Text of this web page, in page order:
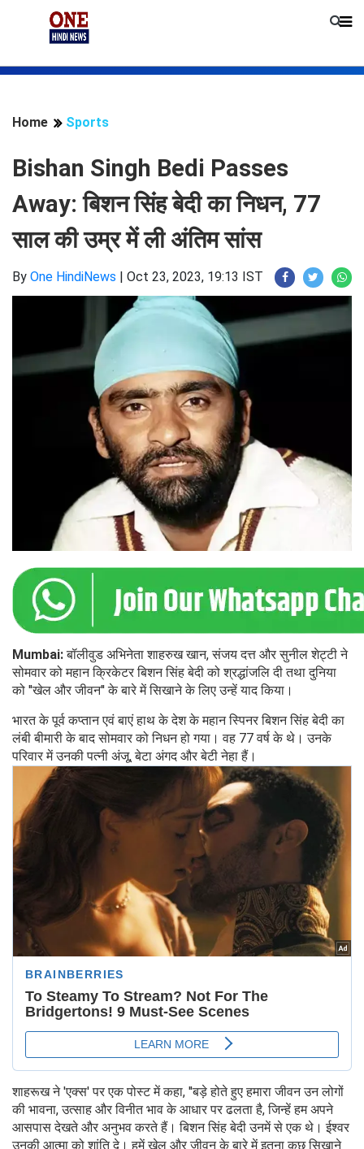
Home Sports
Bishan Singh Bedi Passes
Away: बिशन सिंह बेदी का निधन, 77
साल की उम्र में ली अंतिम सांस
By One HindiNews | Oct 23, 2023, 19:13 IST
Mumbai:बॉलीवुड अभिनेता शाहरुख खान, संजय दत्त और सुनील शेट्टी ने
सोमवार को महान क्रिकेटर बिशन सिंह बेदी को श्रद्धांजलि दी तथा दुनिया
को ''खेल और जीवन'' के बारे में सिखाने के लिए उन्हें याद किया।
भारत के पूर्व कप्तान एवं बाएं हाथ के देश के महान स्पिनर बिशन सिंह बेदी का
लंबी बीमारी के बाद सोमवार को निधन हो गया। वह 77 वर्ष के थे। उनके
परिवार में उनकी पत्नी अंजू, बेटा अंगद और बेटी नेहा हैं।
शाहरूख ने 'एक्स' पर एक पोस्ट में कहा, ''बड़े होते हुए हमारा जीवन उन लोगों
की भावना, उत्साह और विनीत भाव के आधार पर ढलता है, जिन्हें हम अपने
आसपास देखते और अनुभव करते हैं। बिशन सिंह बेदी उनमें से एक थे। ईश्वर
उनकी आत्मा को शांति दे। हमें खेल और जीवन के बारे में इतना कुछ सिखाने